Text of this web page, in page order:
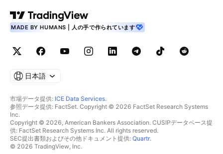
MADE BY HUMANS | 人の手で作られています
日本語
市場データ提供: ICE Data Services.
参照データ提供: FactSet. Copyright © 2026 FactSet Research Systems
Inc.
Copyright © 2026, American Bankers Association. CUSIPデータベース提
供: FactSet Research Systems Inc. All rights reserved.
SEC提出書類およびその他ドキュメント提供: Quartr.
© 2026 TradingView, Inc.